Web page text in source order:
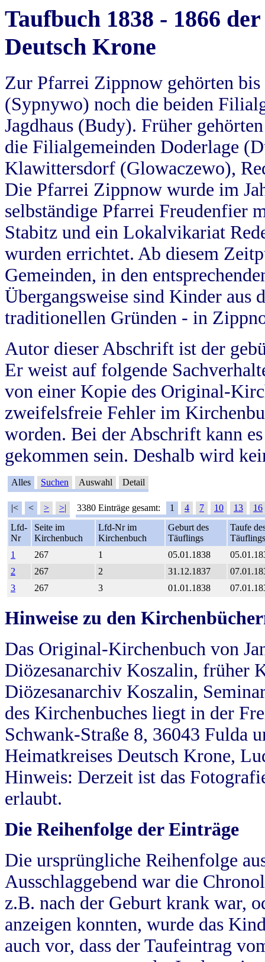
Taufbuch 1838 - 1866
Deutsch Krone
Zur Pfarrei Zippnow gehörten
(Sypnywo) noch die beiden
Jagdhaus (Budy). Früher
die Filialgemeinden Doderlage
Klawittersdorf (Glowaczewo),
Die Pfarrei Zippnow wurde im
selbständige Pfarrei Freudenfier
Stabitz und ein Lokalvikariat
wurden errichtet. Ab diesem
Gemeinden, in den
Übergangsweise sind Kinder aus
traditionellen Gründen - in
Autor dieser Abschrift ist der
Er weist auf folgende
von einer Kopie des Original-
zweifelsfreie Fehler im
worden. Bei der Abschrift kann
gekommen sein. Deshalb wird
Alles Suchen Auswahl Detail
|< < > >| 3380 Einträge gesamt: 1 4 7 10 13
16
Lfd-
Nr
Seite im
Kirchenbuch
Lfd-Nr im
Kirchenbuch
Geburt des
Täuflings
Taufe
Täuflings
1
267 1 05.01.1838
2
267 2 31.12.1837
3
267 3 01.01.1838
Hinweise zu den
Das Original-Kirchenbuch von
Diözesanarchiv Koszalin, früher
Diözesanarchiv Koszalin,
des Kirchenbuches liegt in der
Schwank-Straße 8, 36043 Fulda
Heimatkreises Deutsch Krone,
Hinweis: Derzeit ist das
erlaubt.
Die Reihenfolge der Einträge
Die ursprüngliche Reihenfolge
Ausschlaggebend war die
z.B. nach der Geburt krank war,
anzeigen konnten, wurde das
auch vor, dass der Taufeintrag